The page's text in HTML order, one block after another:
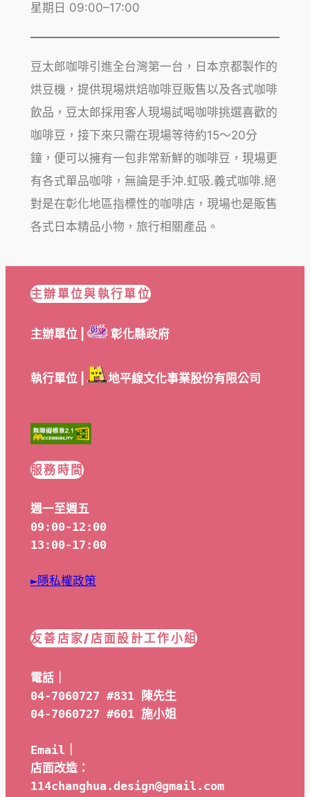
星期日 09:00–17:00
豆太郎咖啡引進全台灣第一台，日本京都製作的
烘豆機，提供現場烘焙咖啡豆販售以及各式咖啡
飲品，豆太郎採用客人現場試喝咖啡挑選喜歡的
咖啡豆，接下來只需在現場等待約15～20分
鐘，便可以擁有一包非常新鮮的咖啡豆，現場更
有各式單品咖啡，無論是手沖.虹吸.義式咖啡.絕
對是在彰化地區指標性的咖啡店，現場也是販售
各式日本精品小物，旅行相關產品。
主辦單位與執行單位
主辦單位 | 彰化縣政府
執行單位 | 地平線文化事業股份有限公司
服務時間
週一至週五
09:00-12:00
13:00-17:00
►隱私權政策
友善店家/店面設計工作小組
電話｜
04-7060727 #831 陳先生
04-7060727 #601 施小姐
Email｜
店面改造：
114changhua.design@gmail.com